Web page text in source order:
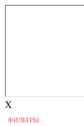
X
ФИЛЬТРЫ: